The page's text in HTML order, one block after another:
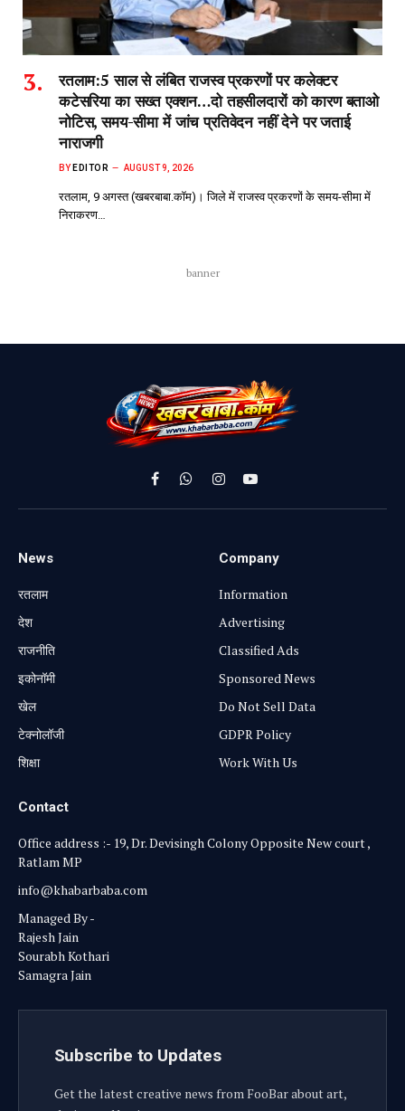
रतलाम:5 साल से लंबित राजस्व प्रकरणों पर कलेक्टर
कटेसरिया का सख्त एक्शन…दो तहसीलदारों को कारण बताओ
नोटिस, समय-सीमा में जांच प्रतिवेदन नहीं देने पर जताई
नाराजगी
BY EDITOR AUGUST 9, 2026
रतलाम, 9 अगस्त (खबरबाबा.कॉम)। जिले में राजस्व प्रकरणों के समय-सीमा में
निराकरण…
banner
FacebookWhatsApp
InstagramYouTube
News
रतलाम
⁠देश
राजनीति
⁠इकोनॉमी
खेल
टेक्नोलॉजी
शिक्षा
Company
Information
Advertising
Classified Ads
Sponsored News
Do Not Sell Data
GDPR Policy
Work With Us
Contact
Office address :- 19, Dr. Devisingh Colony Opposite New court ,
Ratlam MP
info@khabarbaba.com
Managed By -
Rajesh Jain
Sourabh Kothari
Samagra Jain
Subscribe to Updates
Get the latest creative news from FooBar about art,